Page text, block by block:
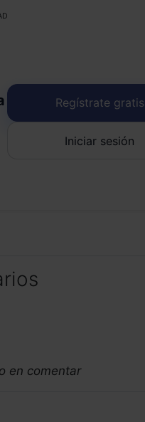
Regístrate gratis
Iniciar sesión
en comentar